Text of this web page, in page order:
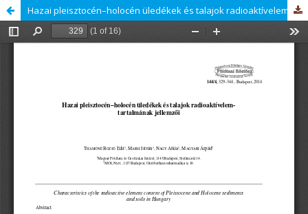
Hazai pleisztocén–holocén üledékek és talajok radioaktívelem-tartalmának jellemzői